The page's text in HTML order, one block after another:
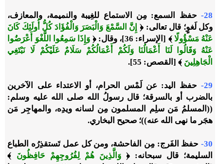
28-
حفظ السمع: مِن الاستماع للغِيبة والنميمة، والمعازف،
وكل لَغوٍ؛ قال تعالى: ﴿ إِنَّ السَّمْعَ وَالْبَصَرَ وَالْفُؤَادَ كُلُّ أُولَئِكَ كَانَ
عَنْهُ مَسْؤُولًا ﴾ [الإسراء: 36]، وقال: ﴿
وَإِذَا سَمِعُوا اللَّغْوَ أَعْرَضُوا
عَنْهُ وَقَالُوا لَنَا أَعْمَالُنَا وَلَكُمْ أَعْمَالُكُمْ سَلَامٌ عَلَيْكُمْ لَا نَبْتَغِي
الْجَاهِلِينَ ﴾ [القصص: 55].
29-
حفظ اليد: عن لَمْس الحرام، أو الاعتداء على الآخرين
بالضرب أو بالسرقة؛ قال رسولُ الله صلى الله عليه وسلم:
((المسلمُ مَن سلِم المسلمون مِن لسانه ويدِه، والمهاجِر مَن
هجَر ما نهى الله عنه))؛ صحيح البخاري.
30-
حفظ الفَرج: مِن الفاحشة، ومن كل عمل تَستقذِرُه الطباع
السليمة؛ قال سبحانه: ﴿وَالَّذِينَ هُمْ لِفُرُوجِهِمْ حَافِظُونَ ﴾